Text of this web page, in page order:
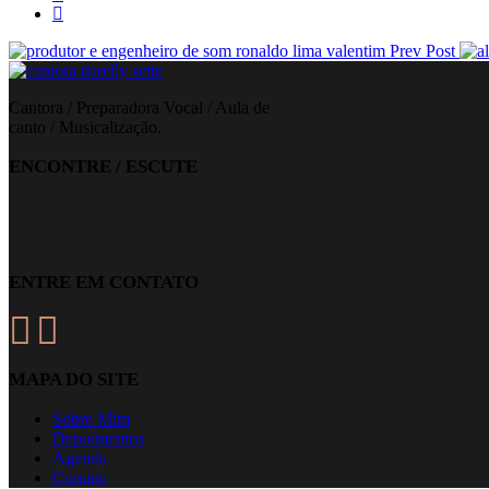
Prev Post
Cantora / Preparadora Vocal / Aula de
canto / Musicalização.
ENCONTRE / ESCUTE
ENTRE EM CONTATO
MAPA DO SITE
Sobre Mim
Depoimentos
Agenda
Contato